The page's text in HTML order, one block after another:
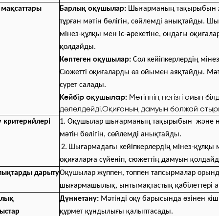
Барлық оқушылар: Шығарманың тақырыбын
тұрған мәтін бөлігін, сөйлемді анықтайды.
мінез-құлқы мен іс-әрекетіне, ондағы
қолдайды.
Көптеген оқушылар: Сол кейіпкерлердің
Сюжетті оқиғаларды өз ойымен аяқтайды.
сурет салады.
Кейбір оқушылар: Мәтіннің негізгі ойын
дәлелдейді.Оқиғаның дамуын болжай
критерийлері
1. Оқушылар шығарманың тақырыбын және
мәтін бөлігін, сөйлемді анықтайды.
2. Шығармадағы кейіпкерлердің мінез-құлқы
оқиғаларға сүйеніп, сюжеттің дамуын
дарытуОқушылар жұппен, топпен тапсырмалар
шығармашылық, ынтымақтастық қабілеттері
Дүниетану: Мәтінді оқу барысында өзінен
құрмет құндылығы қалыптасады.